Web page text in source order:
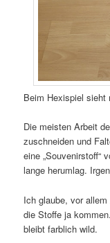
Beim Hexispiel sieht
Die meisten Arbeit
zuschneiden und
eine
lange herumlag.
Ich glaube, vor
die Stoffe ja
bleibt farblich wild.